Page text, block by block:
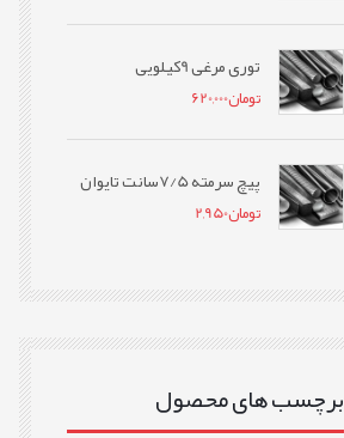
توری مرغی 9کیلویی
تومان620,000
پیچ سرمته 7/5سانت تایوان
تومان2,950
برچسب های محصول